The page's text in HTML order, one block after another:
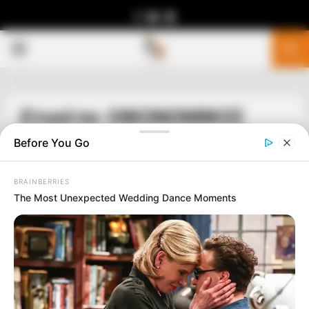
Ετικέτα: ΟΙΚΟΝΟΜΙΚΟΣ
ΤΥΦΩΝΑΣ
Before You Go
BRAINBERRIES
The Most Unexpected Wedding Dance Moments